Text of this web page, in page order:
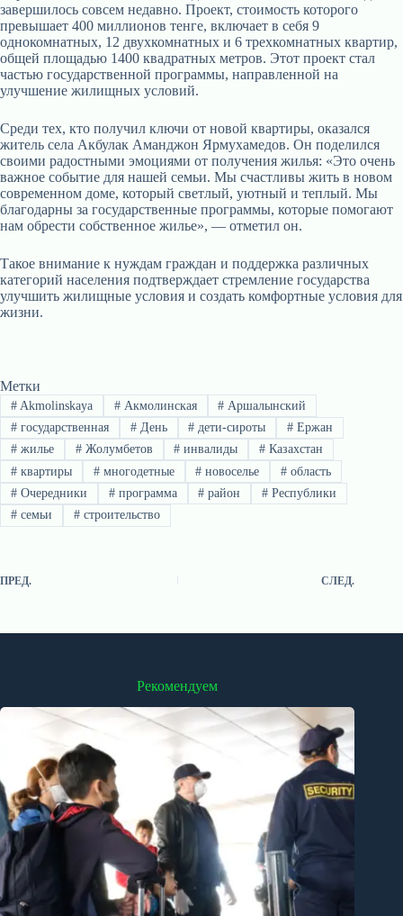
завершилось совсем недавно. Проект, стоимость которого
превышает 400 миллионов тенге, включает в себя 9
однокомнатных, 12 двухкомнатных и 6 трехкомнатных квартир,
общей площадью 1400 квадратных метров. Этот проект стал
частью государственной программы, направленной на
улучшение жилищных условий.
Среди тех, кто получил ключи от новой квартиры, оказался
житель села Акбулак Аманджон Ярмухамедов. Он поделился
своими радостными эмоциями от получения жилья: «Это очень
важное событие для нашей семьи. Мы счастливы жить в новом
современном доме, который светлый, уютный и теплый. Мы
благодарны за государственные программы, которые помогают
нам обрести собственное жилье», — отметил он.
Такое внимание к нуждам граждан и поддержка различных
категорий населения подтверждает стремление государства
улучшить жилищные условия и создать комфортные условия для
жизни.
Метки
#Akmolinskaya #Акмолинская # Аршалынский
#государственная #День # дети-сироты # Ержан
#жилье #Жолумбетов # инвалиды # Казахстан
#квартиры #многодетные # новоселье # область
#Очередники #программа # район # Республики
#семьи #строительство
ПРЕД. СЛЕД.
Рекомендуем